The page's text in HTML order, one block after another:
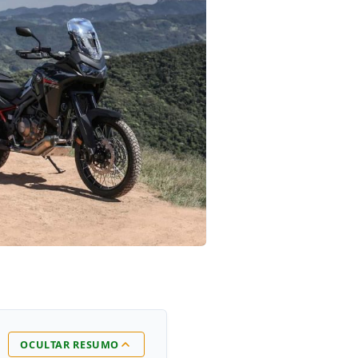
OCULTAR RESUMO